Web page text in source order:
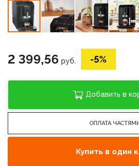
2 399,56 руб. -5%
Добавить в
ОПЛАТА
Купить в один